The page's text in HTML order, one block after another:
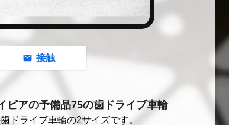
接触
アの予備品75の歯ドライブ車輪
ドライブ車輪の2サイズです。